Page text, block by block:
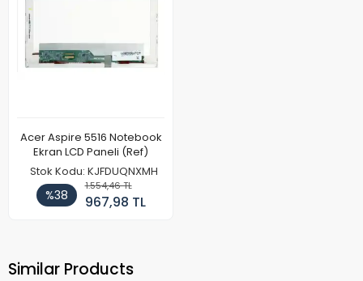
Acer Aspire 5516 Notebook
Ekran LCD Paneli (Ref)
Stok Kodu: KJFDUQNXMH
%38
1.554,46 TL
967,98 TL
Similar Products